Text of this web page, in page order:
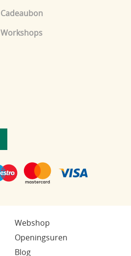
Cadeaubon
Workshops
Webshop
Openingsuren
Blog